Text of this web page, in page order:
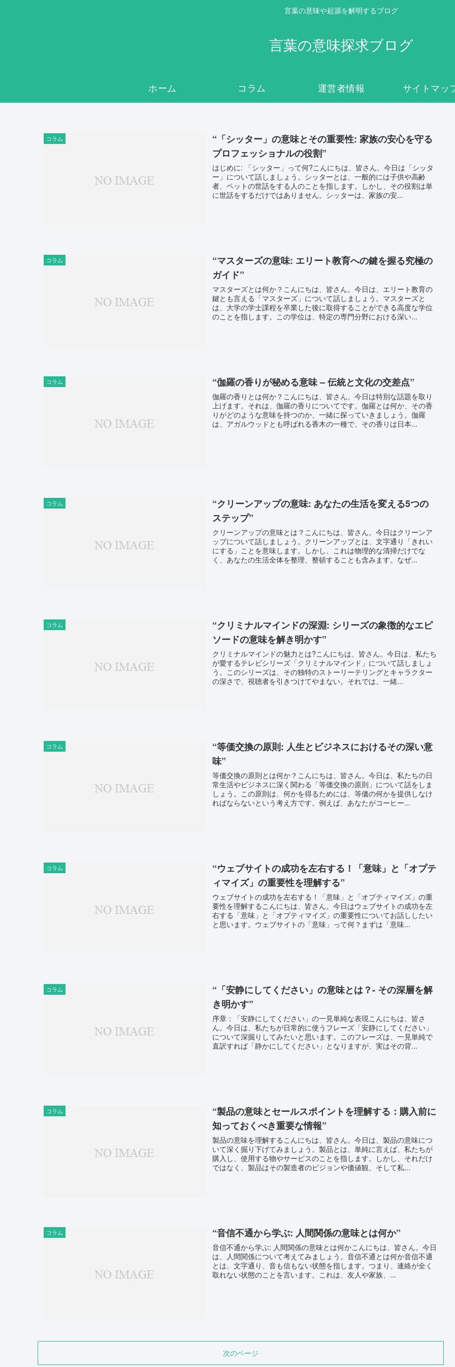
言葉の意味や起源を解明するブログ
言葉の意味探求ブログ
ホーム コラム 運営者情報 サイトマッ
コラム
“「シッター」の意味とその重要性: 家族の安心を守る
プロフェッショナルの役割”
はじめに: 「シッター」って何?こんにちは、皆さん。今日は「シッタ
ー」について話しましょう。シッターとは、一般的には子供や高齢
者、ペットの世話をする人のことを指します。しかし、その役割は単
に世話をするだけではありません。シッターは、家族の安...
コラム
“マスターズの意味: エリート教育への鍵を握る究極の
ガイド”
マスターズとは何か？こんにちは、皆さん。今日は、エリート教育の
鍵とも言える「マスターズ」について話しましょう。マスターズと
は、大学の学士課程を卒業した後に取得することができる高度な学位
のことを指します。この学位は、特定の専門分野における深い...
コラム “伽羅の香りが秘める意味 – 伝統と文化の交差点”
伽羅の香りとは何か？こんにちは、皆さん。今日は特別な話題を取り
上げます。それは、伽羅の香りについてです。伽羅とは何か、その香
りがどのような意味を持つのか、一緒に探っていきましょう。伽羅
は、アガルウッドとも呼ばれる香木の一種で、その香りは日本...
コラム
“クリーンアップの意味: あなたの生活を変える5つの
ステップ”
クリーンアップの意味とは？こんにちは、皆さん。今日はクリーンア
ップについて話しましょう。クリーンアップとは、文字通り「きれい
にする」ことを意味します。しかし、これは物理的な清掃だけでな
く、あなたの生活全体を整理、整頓することも含みます。なぜ...
コラム
“クリミナルマインドの深淵: シリーズの象徴的なエピ
ソードの意味を解き明かす”
クリミナルマインドの魅力とは?こんにちは、皆さん。今日は、私たち
が愛するテレビシリーズ「クリミナルマインド」について話しましょ
う。このシリーズは、その独特のストーリーテリングとキャラクター
の深さで、視聴者を引きつけてやまない。それでは、一緒...
コラム
“等価交換の原則: 人生とビジネスにおけるその深い意
味”
等価交換の原則とは何か？こんにちは、皆さん。今日は、私たちの日
常生活やビジネスに深く関わる「等価交換の原則」について話をしま
しょう。この原則は、何かを得るためには、等価の何かを提供しなけ
ればならないという考え方です。例えば、あなたがコーヒー...
コラム
“ウェブサイトの成功を左右する！「意味」と「オプテ
ィマイズ」の重要性を理解する”
ウェブサイトの成功を左右する！「意味」と「オプティマイズ」の重
要性を理解するこんにちは、皆さん。今日はウェブサイトの成功を左
右する「意味」と「オプティマイズ」の重要性についてお話ししたい
と思います。ウェブサイトの「意味」って何？まずは「意味...
コラム
“「安静にしてください」の意味とは？- その深層を解
き明かす”
序章：「安静にしてください」の一見単純な表現こんにちは、皆さ
ん。今日は、私たちが日常的に使うフレーズ「安静にしてください」
について深掘りしてみたいと思います。このフレーズは、一見単純で
直訳すれば「静かにしてください」となりますが、実はその背...
コラム
“製品の意味とセールスポイントを理解する：購入前に
知っておくべき重要な情報”
製品の意味を理解するこんにちは、皆さん。今日は、製品の意味につ
いて深く掘り下げてみましょう。製品とは、単純に言えば、私たちが
購入し、使用する物やサービスのことを指します。しかし、それだけ
ではなく、製品はその製造者のビジョンや価値観、そして私...
コラム “音信不通から学ぶ: 人間関係の意味とは何か”
音信不通から学ぶ: 人間関係の意味とは何かこんにちは、皆さん。今日
は、人間関係について考えてみましょう。音信不通とは何か音信不通
とは、文字通り、音も信もない状態を指します。つまり、連絡が全く
取れない状態のことを言います。これは、友人や家族、...
次のページ